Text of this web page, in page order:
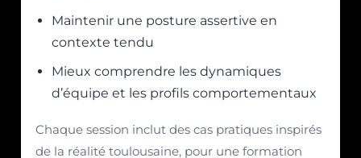
Maintenir une posture assertive en
contexte tendu
Mieux comprendre les dynamiques
d’équipe et les profils comportementaux
Chaque session inclut des cas pratiques inspirés
de la réalité toulousaine, pour une formation